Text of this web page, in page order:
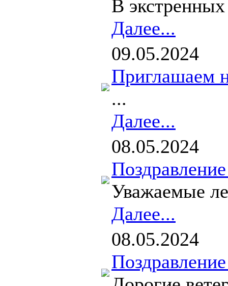
В
Далее...
09.05.2024
Приглашаем
...
Далее...
08.05.2024
Уважаемые
Далее...
08.05.2024